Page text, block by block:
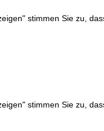
stimmen Sie zu,
stimmen Sie zu,